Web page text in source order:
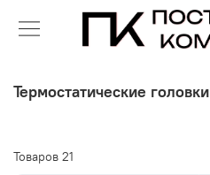
Термостатические головки
Товаров 21